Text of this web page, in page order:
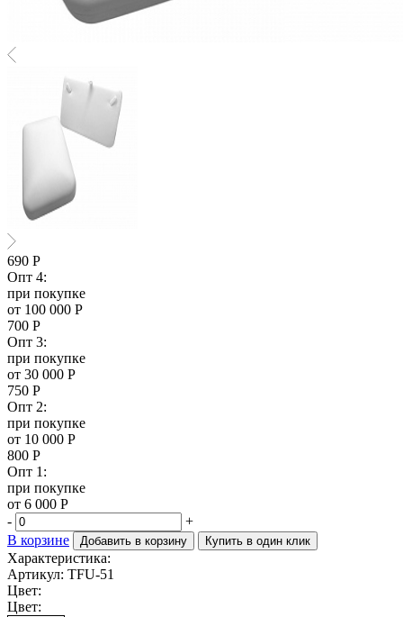
690 Р
Опт 4:
при покупке
от 100 000 Р
700 Р
Опт 3:
при покупке
от 30 000 Р
750 Р
Опт 2:
при покупке
от 10 000 Р
800 Р
Опт 1:
при покупке
от 6 000 Р
-
+
В корзине
Добавить в корзину Купить в один клик
Характеристика:
Артикул: TFU-51
Цвет:
Цвет: